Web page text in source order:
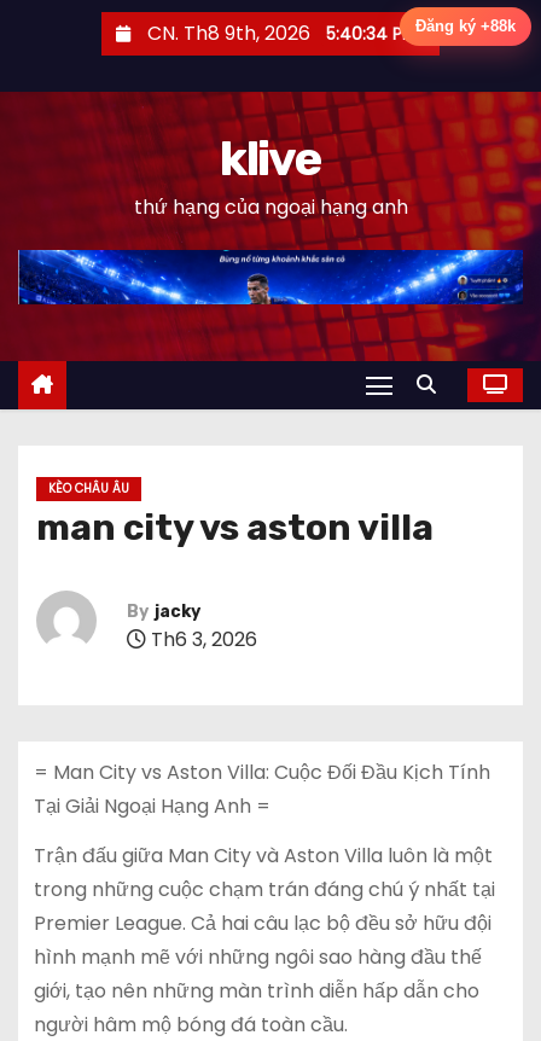
CN. Th8 9th, 2026 5:40:35 PM
klive
thứ hạng của ngoại hạng anh
KÈO CHÂU ÂU
man city vs aston villa
By jacky
Th6 3, 2026
= Man City vs Aston Villa: Cuộc Đối Đầu Kịch Tính
Tại Giải Ngoại Hạng Anh =
Trận đấu giữa Man City và Aston Villa luôn là một
trong những cuộc chạm trán đáng chú ý nhất tại
Premier League. Cả hai câu lạc bộ đều sở hữu đội
hình mạnh mẽ với những ngôi sao hàng đầu thế
giới, tạo nên những màn trình diễn hấp dẫn cho
người hâm mộ bóng đá toàn cầu.
Đăng ký +88k